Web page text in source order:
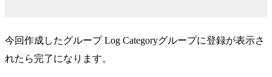
今回作成したグループ Log Categoryグループに登録が表示さ
れたら完了になります。